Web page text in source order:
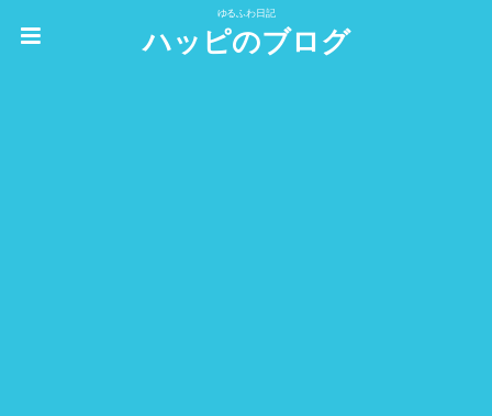
ゆるふわ日記
ハッピのブログ